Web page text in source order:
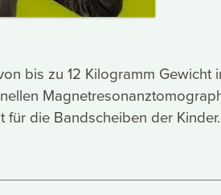
bis zu 12 Kilogramm Gewicht
für die Bandscheiben der Kinder.